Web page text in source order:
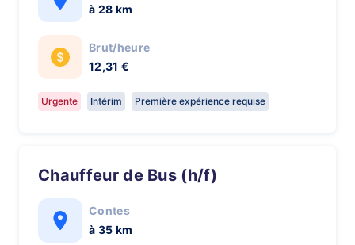
à 28 km
Brut/heure
12,31 €
Urgente Intérim Première expérience requise
Chauffeur de Bus (h/f)
Contes
à 35 km